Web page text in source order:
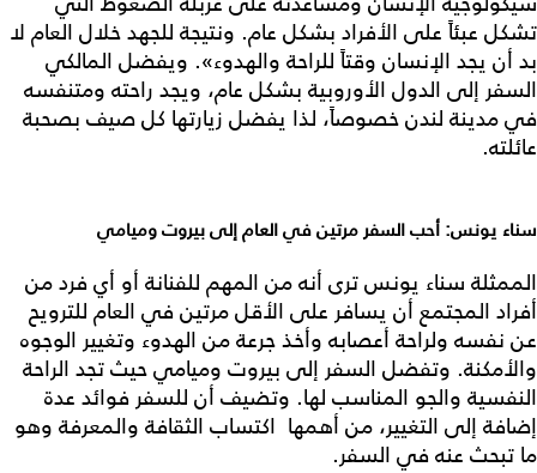
تشكل عبئاً على الأفراد بشكل عام. ونتيجة للجهد خلال العام لا
بد أن يجد الإنسان وقتاً للراحة والهدوء». ويفضل المالكي
السفر إلى الدول الأوروبية بشكل عام، ويجد راحته ومتنفسه
في مدينة لندن خصوصاً، لذا يفضل زيارتها كل صيف بصحبة
عائلته.
سناء يونس: أحب السفر مرتين في العام إلى بيروت وميامي
الممثلة سناء يونس ترى أنه من المهم للفنانة أو أي فرد من
أفراد المجتمع أن يسافر على الأقل مرتين في العام للترويح
عن نفسه ولراحة أعصابه وأخذ جرعة من الهدوء وتغيير الوجوه
والأمكنة. وتفضل السفر إلى بيروت وميامي حيث تجد الراحة
النفسية والجو المناسب لها. وتضيف أن للسفر فوائد عدة
إضافة إلى التغيير، من أهمها اكتساب الثقافة والمعرفة وهو
ما تبحث عنه في السفر.